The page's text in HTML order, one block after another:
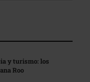
y turismo: los
Roo